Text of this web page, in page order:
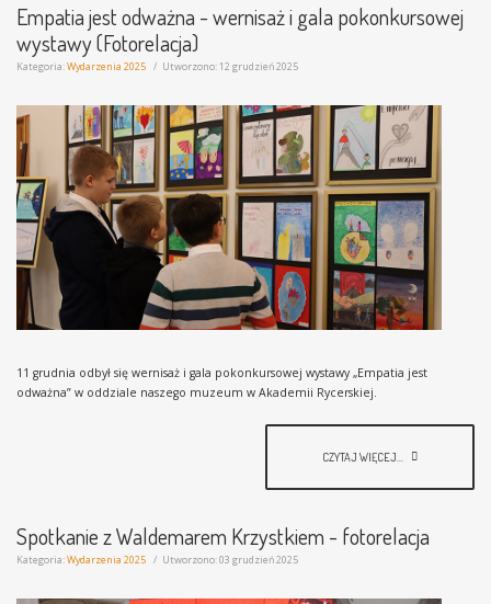
Empatia jest odważna - wernisaż i gala pokonkursowej
wystawy (Fotorelacja)
Kategoria:Wydarzenia 2025 Utworzono: 12 grudzień 2025
11 grudnia odbył się wernisaż i gala pokonkursowej wystawy „Empatia jest
odważna” w oddziale naszego muzeum w Akademii Rycerskiej.
CZYTAJ WIĘCEJ...
Spotkanie z Waldemarem Krzystkiem - fotorelacja
Kategoria:Wydarzenia 2025 Utworzono: 03 grudzień 2025